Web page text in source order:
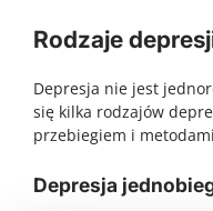
Rodzaje
Depresja nie jest
się kilka rodzajów
przebiegiem i
Depresja